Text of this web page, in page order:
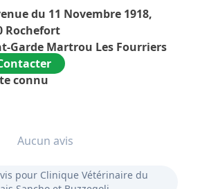
du 11 Novembre 1918,
Rochefort
Garde Martrou Les Fourriers
connu
Aucun avis
pour Clinique Vétérinaire du